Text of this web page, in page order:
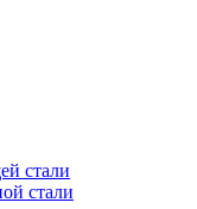
стали
стали